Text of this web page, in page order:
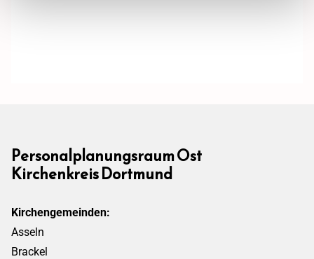
Personalplanungsraum Ost
Kirchenkreis Dortmund
Kirchengemeinden:
Asseln
Brackel